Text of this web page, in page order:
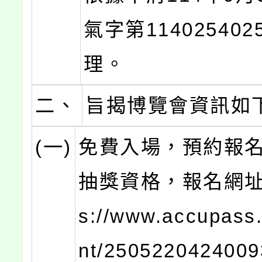
氣字第
理。
二、
旨揭博覽會資訊如
(一) 免費入場，預約報
抽獎資格，報名網
s://
nt/